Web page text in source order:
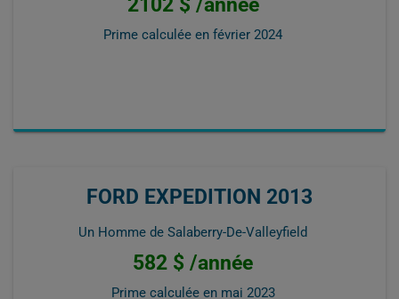
Prime calculée en février 2024
FORD EXPEDITION 2013
Un Homme de Salaberry-De-Valleyfield
582 $ /année
Prime calculée en mai 2023